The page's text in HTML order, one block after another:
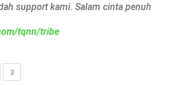
support kami. Salam cinta penuh
tqnn/tribe
3